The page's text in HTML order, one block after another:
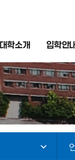
대학소개 입학안